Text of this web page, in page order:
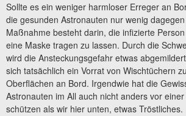
Sollte es ein weniger harmloser Erreger an
die gesunden Astronauten nur wenig
Maßnahme besteht darin, die infizierte
eine Maske tragen zu lassen. Durch die
wird die Ansteckungsgefahr etwas
sich tatsächlich ein Vorrat von Wischtüchern
Oberflächen an Bord. Irgendwie hat die
Astronauten im All auch nicht anders vor
schützen als wir hier unten, etwas Tröstliches.